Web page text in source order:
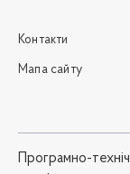
Контакти
Мапа сайту
Програмно-